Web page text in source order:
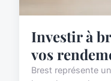
Investir à
vos
Brest représente